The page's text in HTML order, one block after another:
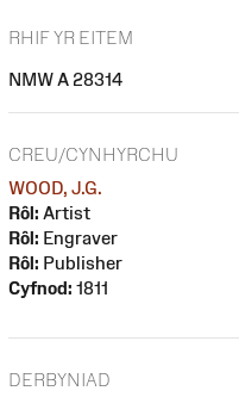
RHIF YR EITEM
NMW A 28314
CREU/CYNHYRCHU
WOOD, J.G.
Rôl: Artist
Rôl: Engraver
Rôl: Publisher
Cyfnod: 1811
DERBYNIAD